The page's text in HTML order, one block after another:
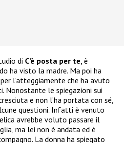
di C’è posta per te, è
ha visto la madre. Ma poi ha
l’atteggiamente che ha avuto
Nonostante le spiegazioni sui
e non l’ha portata con sé,
questioni. Infatti è venuto
avrebbe voluto passare il
ma lei non è andata ed è
La donna ha spiegato